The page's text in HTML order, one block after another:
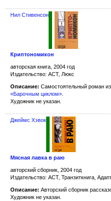
Нил Стивенсон
Криптономикон
авторская книга, 2004 год
Издательство: АСТ, Люкс
Описание: Самостоятельный роман
«Барочным циклом»
Художник не указан.
Джеймс Хэвок
Мясная лавка в раю
авторский сборник, 2004 год
Издательство: АСТ, Транзиткнига,
Описание: Авторский сборник
Художник не указан.